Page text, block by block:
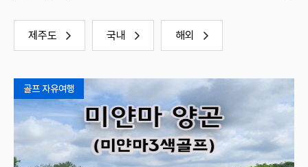
제주도 국내 해외
골프 자유여행